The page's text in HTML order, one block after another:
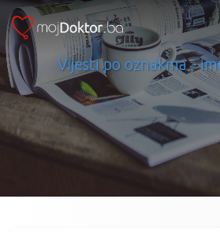
Vijesti po oznakma -